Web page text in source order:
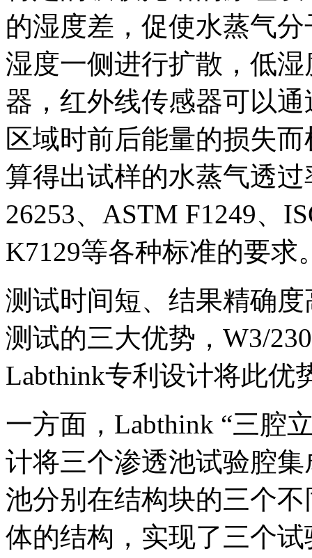
的湿度差，促使水蒸气
湿度一侧进行扩散，低
器，红外线传感器可以
区域时前后能量的损失
算得出试样的水蒸气透
26253、ASTM F1249、
K7129等各种标准的要求
测试时间短、结果精确
测试的三大优势，W3/
Labthink专利设计将此优
一方面，Labthink “三腔
计将三个渗透池试验腔
池分别在结构块的三个
体的结构，实现了三个